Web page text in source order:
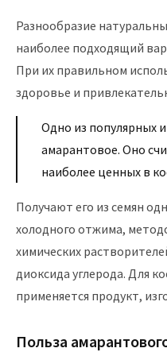
Разнообразие
наиболее подходящий
При их правильном
здоровье и
Одно из популярных
амарантовое. Оно
наиболее ценных в
Получают его из семян
холодного отжима,
химических
диоксида углерода. Для
применяется продукт,
Польза